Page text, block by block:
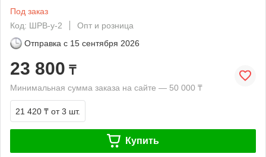
Под заказ
Код: ШРВ-у-2
Опт и розница
Отправка с 15 сентября 2026
23 800 ₸
Минимальная сумма заказа на сайте — 50 000 ₸
21 420 ₸ от 3 шт.
Купить